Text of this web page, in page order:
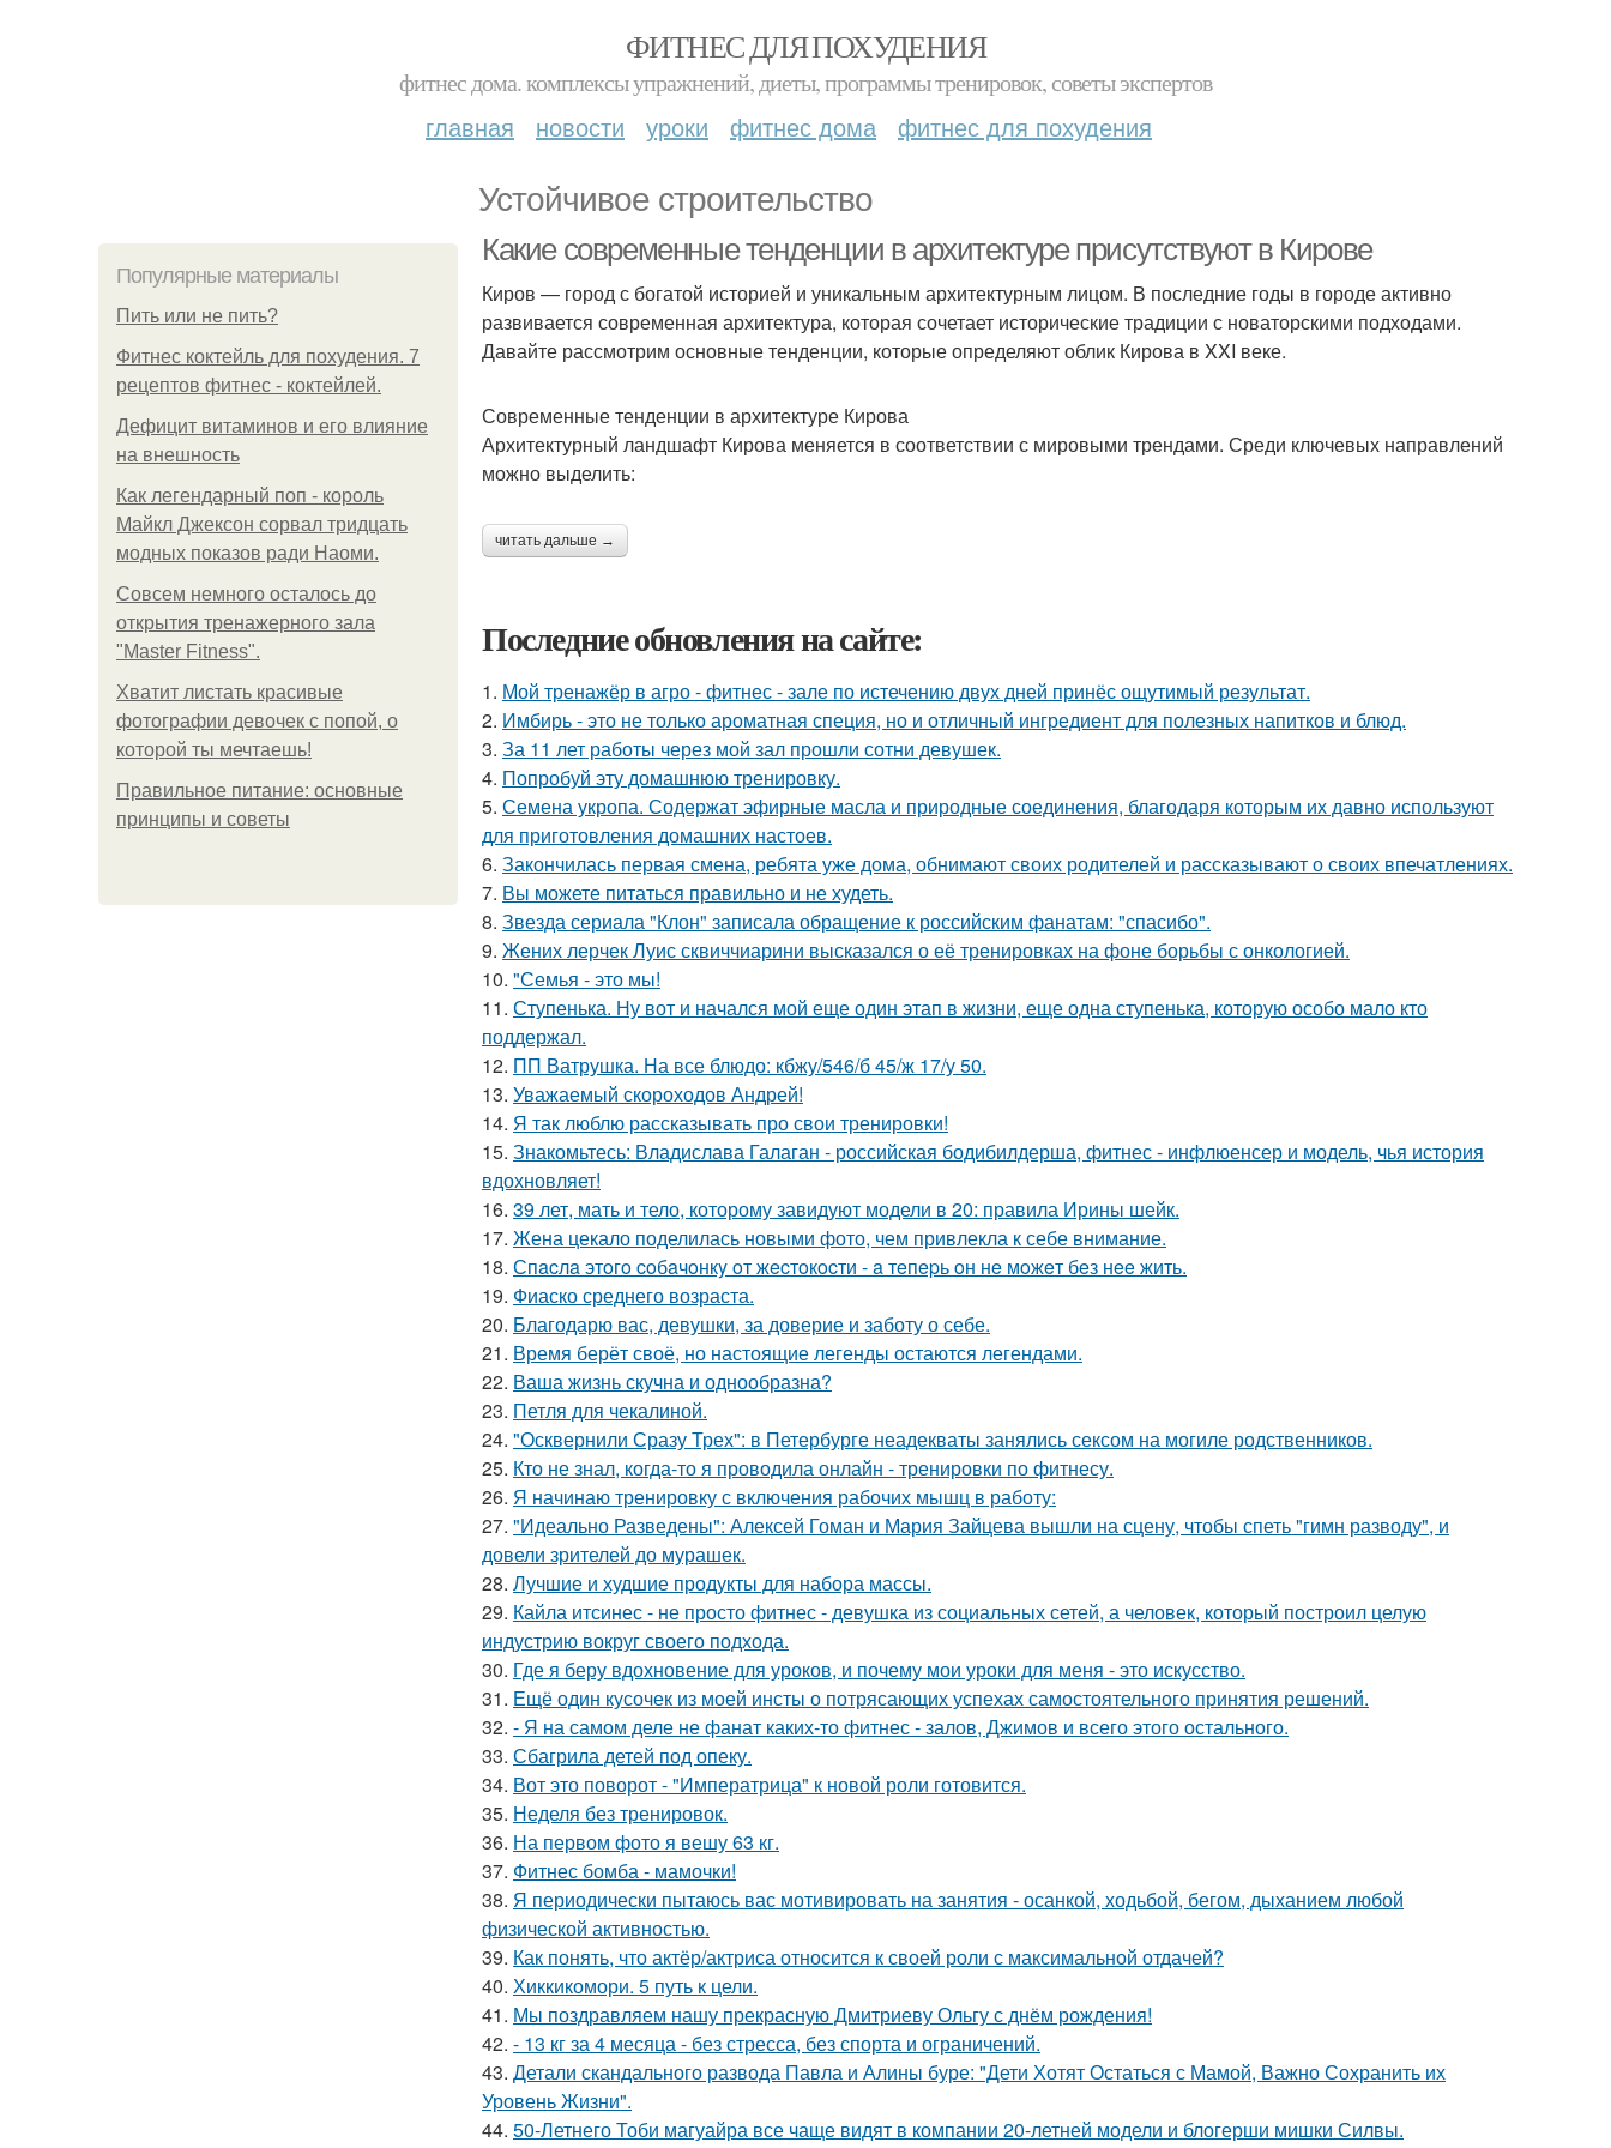
ФИТНЕС ДЛЯ ПОХУДЕНИЯ
фитнес дома. комплексы упражнений, диеты, программы тренировок, советы экспертов
главная новости уроки фитнес дома фитнес для похудения
Устойчивое строительство
Популярные материалы
Пить или не пить?
Фитнес коктейль для похудения. 7
рецептов фитнес - коктейлей.
Дефицит витаминов и его влияние
на внешность
Как легендарный поп - король
Майкл Джексон сорвал тридцать
модных показов ради Наоми.
Совсем немного осталось до
открытия тренажерного зала
"Master Fitness".
Хватит листать красивые
фотографии девочек с попой, о
которой ты мечтаешь!
Правильное питание: основные
принципы и советы
Какие современные тенденции в архитектуре присутствуют в Кирове
Киров — город с богатой историей и уникальным архитектурным лицом. В последние годы в городе активно
развивается современная архитектура, которая сочетает исторические традиции с новаторскими подходами.
Давайте рассмотрим основные тенденции, которые определяют облик Кирова в XXI веке.
Современные тенденции в архитектуре Кирова
Архитектурный ландшафт Кирова меняется в соответствии с мировыми трендами. Среди ключевых направлений
можно выделить:
читать дальше →
Последние обновления на сайте:
1. Мой тренажёр в агро - фитнес - зале по истечению двух дней принёс ощутимый результат.
2. Имбирь - это не только ароматная специя, но и отличный ингредиент для полезных напитков и блюд.
3. За 11 лет работы через мой зал прошли сотни девушек.
4. Попробуй эту домашнюю тренировку.
5. Семена укропа. Содержат эфирные масла и природные соединения, благодаря которым их давно используют
для приготовления домашних настоев.
6. Закончилась первая смена, ребята уже дома, обнимают своих родителей и рассказывают о своих впечатлениях.
7. Вы можете питаться правильно и не худеть.
8. Звезда сериала "Клон" записала обращение к российским фанатам: "спасибо".
9. Жених лерчек Луис сквиччиарини высказался о её тренировках на фоне борьбы с онкологией.
10. "Семья - это мы!
11. Ступенька. Ну вот и начался мой еще один этап в жизни, еще одна ступенька, которую особо мало кто
поддержал.
12. ПП Ватрушка. На все блюдо: кбжу/546/б 45/ж 17/у 50.
13. Уважаемый скороходов Андрей!
14. Я так люблю рассказывать про свои тренировки!
15. Знакомьтесь: Владислава Галаган - российская бодибилдерша, фитнес - инфлюенсер и модель, чья история
вдохновляет!
16. 39 лет, мать и тело, которому завидуют модели в 20: правила Ирины шейк.
17. Жена цекало поделилась новыми фото, чем привлекла к себе внимание.
18. Спacлa этoгo coбaчoнкy oт жecтoкocти - a тeпepь oн нe мoжeт бeз нee жить.
19. Фиаско среднего возраста.
20. Благодарю вас, девушки, за доверие и заботу о себе.
21. Время берёт своё, но настоящие легенды остаются легендами.
22. Ваша жизнь скучна и однообразна?
23. Петля для чекалиной.
24. "Осквернили Сразу Трех": в Петербурге неадекваты занялись сексом на могиле родственников.
25. Кто не знал, когда-то я проводила онлайн - тренировки по фитнесу.
26. Я начинаю тренировку с включения рабочих мышц в работу:
27. "Идеально Разведены": Алексей Гоман и Мария Зайцева вышли на сцену, чтобы спеть "гимн разводу", и
довели зрителей до мурашек.
28. Лучшие и худшие продукты для набора массы.
29. Кайла итсинес - не просто фитнес - девушка из социальных сетей, а человек, который построил целую
индустрию вокруг своего подхода.
30. Где я беру вдохновение для уроков, и почему мои уроки для меня - это искусство.
31. Ещё один кусочек из моей инсты о потрясающих успехах самостоятельного принятия решений.
32. - Я на самом деле не фанат каких-то фитнес - залов, Джимов и всего этого остального.
33. Сбагрила детей под опеку.
34. Вот это поворот - "Императрица" к новой роли готовится.
35. Неделя без тренировок.
36. На первом фото я вешу 63 кг.
37. Фитнес бомба - мамочки!
38. Я периодически пытаюсь вас мотивировать на занятия - осанкой, ходьбой, бегом, дыханием любой
физической активностью.
39. Как понять, что актёр/актриса относится к своей роли с максимальной отдачей?
40. Хиккикомори. 5 путь к цели.
41. Мы поздравляем нашу прекрасную Дмитриеву Ольгу с днём рождения!
42. - 13 кг за 4 месяца - без стресса, без спорта и ограничений.
43. Детали скандального развода Павла и Алины буре: "Дети Хотят Остаться с Мамой, Важно Сохранить их
Уровень Жизни".
44. 50-Летнего Тоби магуайра все чаще видят в компании 20-летней модели и блогерши мишки Силвы.